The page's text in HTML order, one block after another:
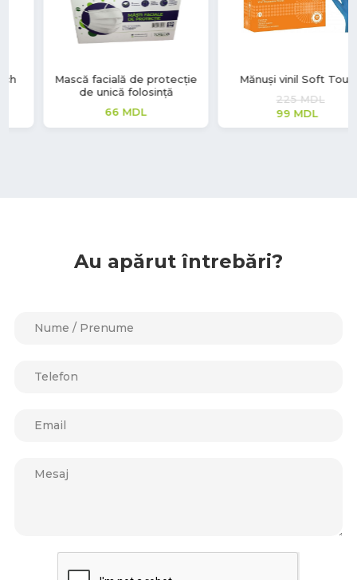
Mănuși vinil Soft Touch
225MDL
MDL
Mănuși latex Grip Light
MDL
MDL
Au apărut întrebări?